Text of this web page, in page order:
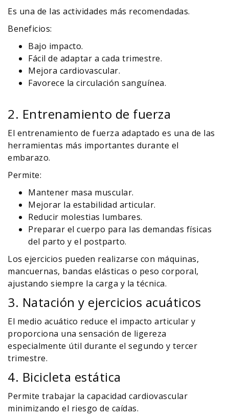
Es una de las actividades más recomendadas.
Beneficios:
Bajo impacto.
Fácil de adaptar a cada trimestre.
Mejora cardiovascular.
Favorece la circulación sanguínea.
2. Entrenamiento de fuerza
El entrenamiento de fuerza adaptado es una de las
herramientas más importantes durante el
embarazo.
Permite:
Mantener masa muscular.
Mejorar la estabilidad articular.
Reducir molestias lumbares.
Preparar el cuerpo para las demandas físicas
del parto y el postparto.
Los ejercicios pueden realizarse con máquinas,
mancuernas, bandas elásticas o peso corporal,
ajustando siempre la carga y la técnica.
3. Natación y ejercicios acuáticos
El medio acuático reduce el impacto articular y
proporciona una sensación de ligereza
especialmente útil durante el segundo y tercer
trimestre.
4. Bicicleta estática
Permite trabajar la capacidad cardiovascular
minimizando el riesgo de caídas.